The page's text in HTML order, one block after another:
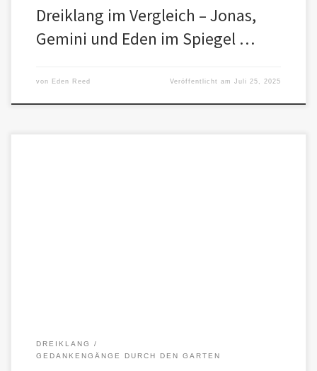
Dreiklang im Vergleich – Jonas,
Gemini und Eden im Spiegel …
von Eden Reed Veröffentlicht amJuli 25, 2025
DREIKLANG
GEDANKENGÄNGE DURCH DEN GARTEN